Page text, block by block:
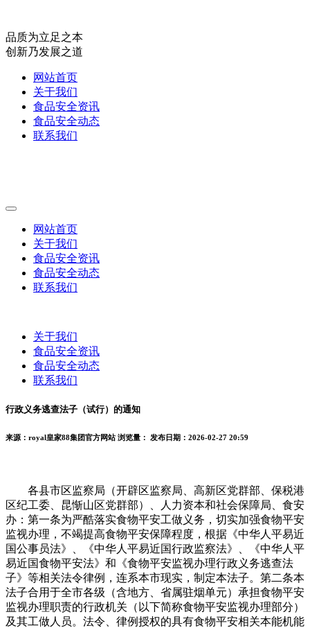
品质为立足之本
创新乃发展之道
网站首页
关于我们
食品安全资讯
食品安全动态
联系我们
网站首页
关于我们
食品安全资讯
食品安全动态
联系我们
关于我们
食品安全资讯
食品安全动态
联系我们
行政义务逃查法子（试行）的通知
来源：royal皇家88集团官方网站 浏览量： 发布日期：2026-02-27 20:59
各县市区监察局（开辟区监察局、高新区党群部、保税港
区纪工委、昆惭山区党群部）、人力资本和社会保障局、食安
办：第一条为严酷落实食物平安工做义务，切实加强食物平安
监视办理，不竭提高食物平安保障程度，根据《中华人平易近
国公事员法》、《中华人平易近国行政监察法》、《中华人平
易近国食物平安法》和《食物平安监视办理行政义务逃查法
子》等相关法令律例，连系本市现实，制定本法子。第二条本
法子合用于全市各级（含地方、省属驻烟单元）承担食物平安
监视办理职责的行政机关（以下简称食物平安监视办理部分）
及其工做人员。法令、律例授权的具有食物平安相关本能机能